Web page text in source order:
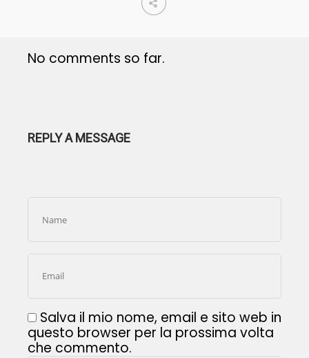
No comments so far.
REPLY A MESSAGE
Salva il mio nome, email e sito web in
questo browser per la prossima volta
che commento.